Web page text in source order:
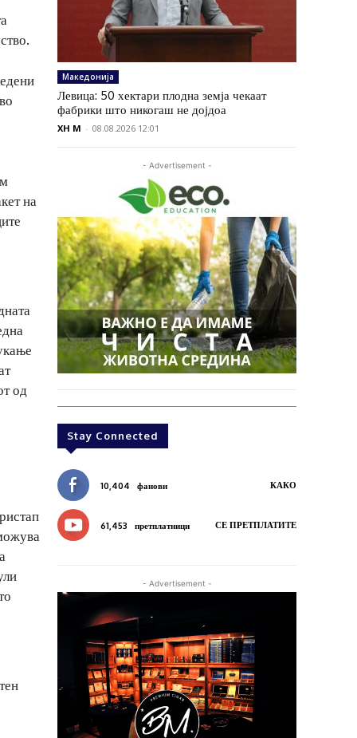
на
од
Македонија
Левица: 50 хектари плодна земја чекаат
фабрики што никогаш не дојдоа
XH M - 08.08.2026 12:01
- Advertisement -
Stay Connected
10,404 фанови КАКО
61,453 претплатници СЕ ПРЕТПЛАТИТЕ
- Advertisement -